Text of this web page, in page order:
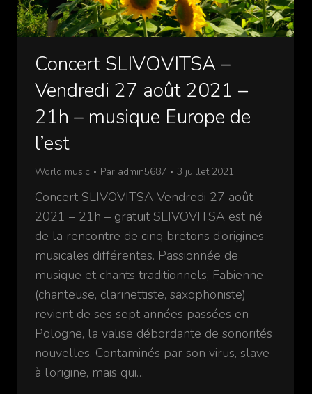
Concert SLIVOVITSA –
Vendredi 27 août 2021 –
21h – musique Europe de
l’est
World music Par admin5687 3 juillet 2021
Concert SLIVOVITSA Vendredi 27 août
2021 – 21h – gratuit SLIVOVITSA est né
de la rencontre de cinq bretons d’origines
musicales différentes. Passionnée de
musique et chants traditionnels, Fabienne
(chanteuse, clarinettiste, saxophoniste)
revient de ses sept années passées en
Pologne, la valise débordante de sonorités
nouvelles. Contaminés par son virus, slave
à l’origine, mais qui…